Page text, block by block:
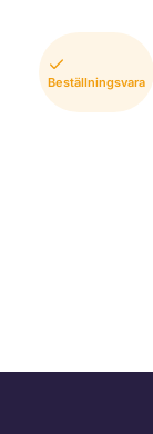
Beställningsvara